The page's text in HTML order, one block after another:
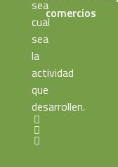
sea
cual
sea
la
actividad
que
desarrollen.
comercios